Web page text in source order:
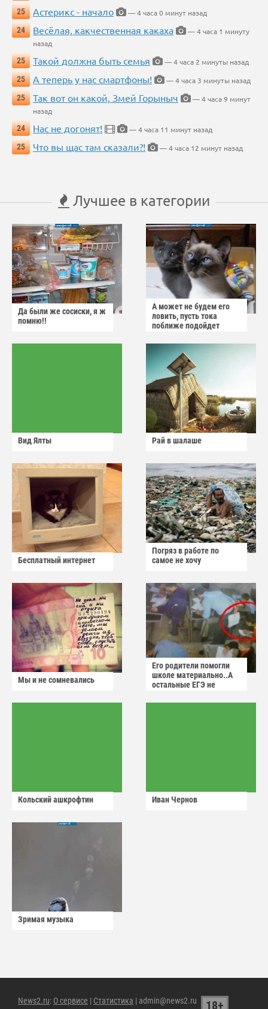
25
Астерикс - начало
— 4 часа 0 минут назад
24
Весёлая, какчественная какаха
— 4 часа 1 минуту
назад
25
Такой должна быть семья
— 4 часа 2 минуты назад
25
А теперь у нас смартфоны!
— 4 часа 3 минуты назад
25
Так вот он какой, Змей Горыныч
— 4 часа 9 минут
назад
24
Нас не догонят!
— 4 часа 11 минут назад
25
Что вы щас там сказали?! — 4 часа 12 минут назад
Лучшее в категории
Да были же сосиски, я ж
помню!!
А может не будем его
ловить, пусть тока
поближе подойдет
Вид Ялты Рай в шалаше
Бесплатный интернет
Погряз в работе по
самое не хочу
Мы и не сомневались
Его родители помогли
школе материально..А
остальные ЕГЭ не
Кольский ашкрофтин Иван Чернов
Зримая музыка
News2.ru: О сервисе | Статистика | admin@news2.ru 18+